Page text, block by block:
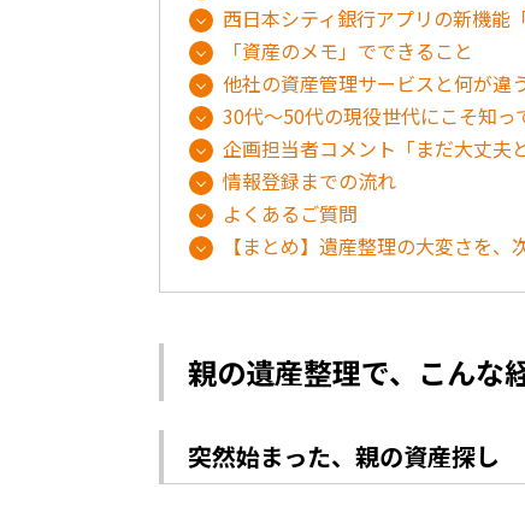
西日本シティ銀行アプリの新機能
「資産のメモ」でできること
他社の資産管理サービスと何が違
30代～50代の現役世代にこそ知っ
企画担当者コメント「まだ大丈夫
情報登録までの流れ
よくあるご質問
【まとめ】遺産整理の大変さを
親の遺産整理で、こんな
突然始まった、親の資産探し